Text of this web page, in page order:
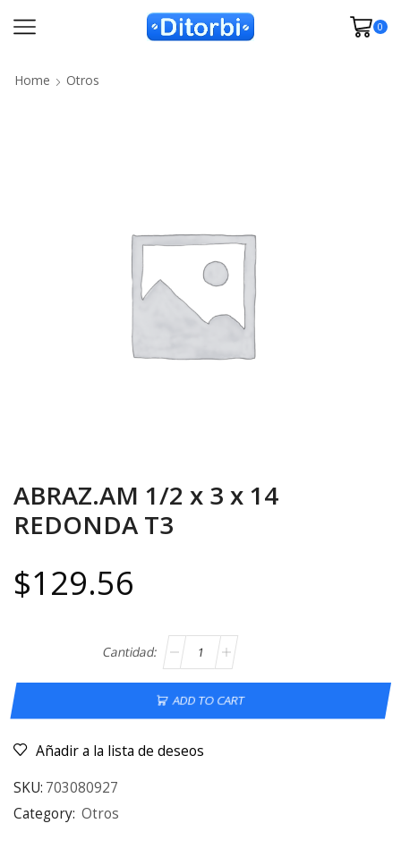
0
Home Otros
ABRAZ.AM 1/2 x 3 x 14
REDONDA T3
$129.56
ADD TO CART
Añadir a la lista de deseos
SKU: 703080927
Category: Otros